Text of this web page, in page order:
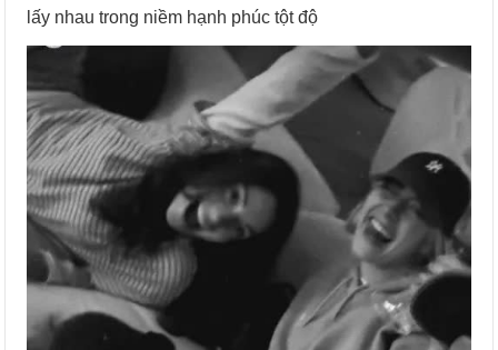
lấy nhau trong niềm hạnh phúc tột độ